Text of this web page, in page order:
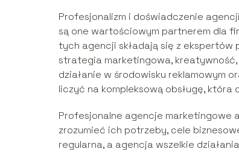
Profesjonalizm i doświadczenie
są one wartościowym partnerem dla
tych agencji składają się z
strategia marketingowa,
działanie w środowisku reklamowym
liczyć na kompleksową obsługę,
Profesjonalne agencje marketingowe
zrozumieć ich potrzeby, cele
regularna, a agencja wszelkie